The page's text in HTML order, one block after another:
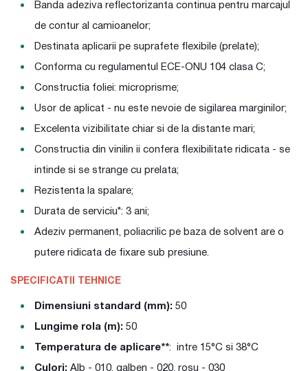
Banda adeziva reflectorizanta continua pentru marcajul
de contur al camioanelor;
Destinata aplicarii pe suprafete flexibile (prelate);
Conforma cu regulamentul ECE-ONU 104 clasa C;
Constructia foliei: microprisme;
Usor de aplicat - nu este nevoie de sigilarea marginilor;
Excelenta vizibilitate chiar si de la distante mari;
Constructia din vinilin ii confera flexibilitate ridicata - se
intinde si se strange cu prelata;
Rezistenta la spalare;
Durata de serviciu*: 3 ani;
Adeziv permanent, poliacrilic pe baza de solvent are o
putere ridicata de fixare sub presiune.
SPECIFICATII TEHNICE
Dimensiuni standard (mm): 50
Lungime rola (m): 50
Temperatura de aplicare**: intre 15°C si 38°C
Culori: Alb - 010, galben - 020, rosu - 030